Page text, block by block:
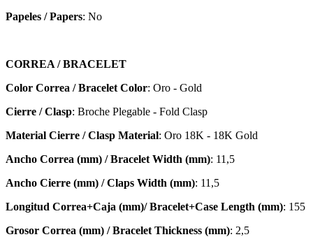
Papeles / Papers: No
CORREA / BRACELET
Color Correa / Bracelet Color: Oro - Gold
Cierre / Clasp: Broche Plegable - Fold Clasp
Material Cierre / Clasp Material: Oro 18K - 18K Gold
Ancho Correa (mm) / Bracelet Width (mm): 11,5
Ancho Cierre (mm) / Claps Width (mm): 11,5
Longitud Correa+Caja (mm)/ Bracelet+Case Length (mm): 155
Grosor Correa (mm) / Bracelet Thickness (mm): 2,5